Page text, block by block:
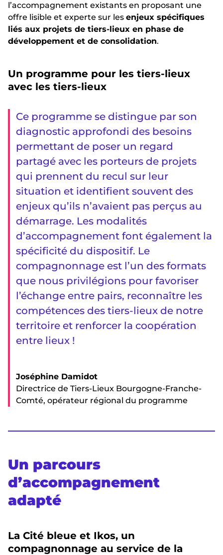
l’accompagnement existants en proposant une
offre lisible et experte sur les enjeux spécifiques
liés aux projets de tiers-lieux en phase de
développement et de consolidation.
Un programme pour les tiers-lieux
avec les tiers-lieux
Ce programme se distingue par son
diagnostic approfondi des besoins
permettant de poser un regard
partagé avec les porteurs de projets
qui prennent du recul sur leur
situation et identifient souvent des
enjeux qu’ils n’avaient pas perçus au
démarrage. Les modalités
d’accompagnement font également la
spécificité du dispositif. Le
compagnonnage est l’un des formats
que nous privilégions pour favoriser
l’échange entre pairs, reconnaître les
compétences des tiers-lieux de notre
territoire et renforcer la coopération
entre lieux !
Joséphine Damidot
Directrice de Tiers-Lieux Bourgogne-Franche-
Comté, opérateur régional du programme
Un parcours
d’accompagnement
adapté
La Cité bleue et Ikos, un
compagnonnage au service de la